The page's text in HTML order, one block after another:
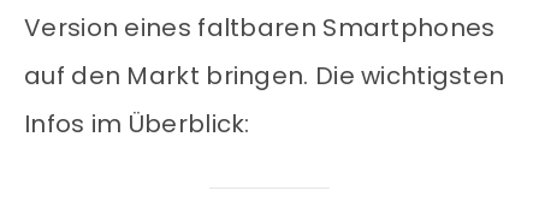
Version eines faltbaren Smartphones
auf den Markt bringen. Die wichtigsten
Infos im Überblick: